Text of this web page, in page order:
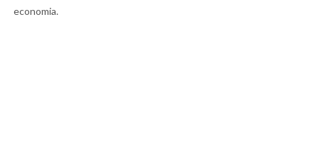
economia.